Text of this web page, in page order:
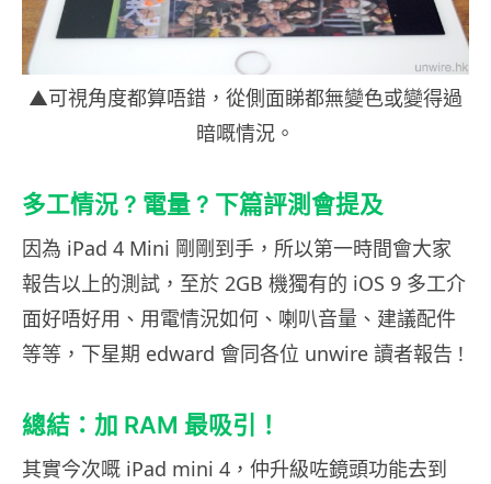
▲可視角度都算唔錯，從側面睇都無變色或變得過
暗嘅情況。
多工情況 ? 電量 ? 下篇評測會提及
因為 iPad 4 Mini 剛剛到手，所以第一時間會大家
報告以上的測試，至於 2GB 機獨有的 iOS 9 多工介
面好唔好用、用電情況如何、喇叭音量、建議配件
等等，下星期 edward 會同各位 unwire 讀者報告 !
總結：加 RAM 最吸引！
其實今次嘅 iPad mini 4，仲升級咗鏡頭功能去到